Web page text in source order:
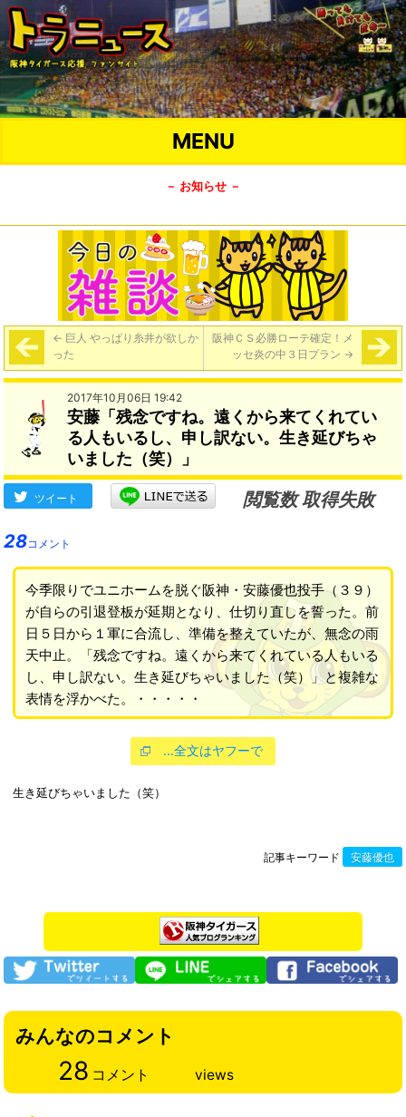
MENU
－ お知らせ －
← 巨人 やっぱり糸井が欲しか
った
阪神ＣＳ必勝ローテ確定！メ
ッセ炎の中３日プラン →
2017年10月06日 19:42
安藤「残念ですね。遠くから来てくれてい
る人もいるし、申し訳ない。生き延びちゃ
いました（笑）」
ツイート
閲覧数 取得失敗
28コメント
今季限りでユニホームを脱ぐ阪神・安藤優也投手（３９）
が自らの引退登板が延期となり、仕切り直しを誓った。前
日５日から１軍に合流し、準備を整えていたが、無念の雨
天中止。「残念ですね。遠くから来てくれている人もいる
し、申し訳ない。生き延びちゃいました（笑）」と複雑な
表情を浮かべた。・・・・・
…全文はヤフーで
生き延びちゃいました（笑）
記事キーワード 安藤優也
みんなのコメント
28 コメント views